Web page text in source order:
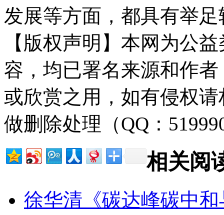
发展等方面，都具有举
【版权声明】本网为公
容，均已署名来源和作
或欣赏之用，如有侵权
做删除处理（QQ：
相关阅
徐华清《碳达峰碳中